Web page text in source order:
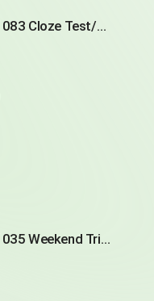
超級英語通-英檢篇 083 Cloze Test/段落填空-13
超級英語通-英檢篇 035 Weekend Trip- 週末旅遊